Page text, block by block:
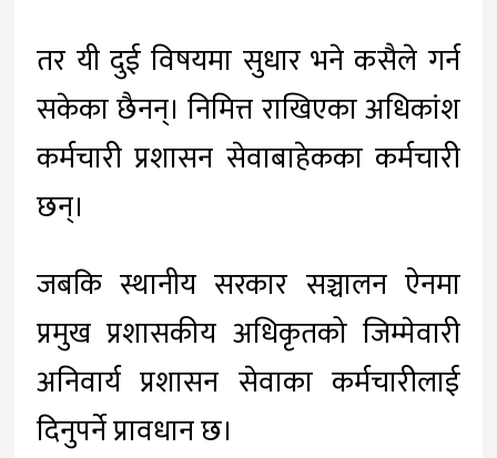
तर यी दुई विषयमा सुधार भने कसैले गर्न
सकेका छैनन्। निमित्त राखिएका अधिकांश
कर्मचारी प्रशासन सेवाबाहेकका कर्मचारी
छन्।
जबकि स्थानीय सरकार सञ्चालन ऐनमा
प्रमुख प्रशासकीय अधिकृतको जिम्मेवारी
अनिवार्य प्रशासन सेवाका कर्मचारीलाई
दिनुपर्ने प्रावधान छ।